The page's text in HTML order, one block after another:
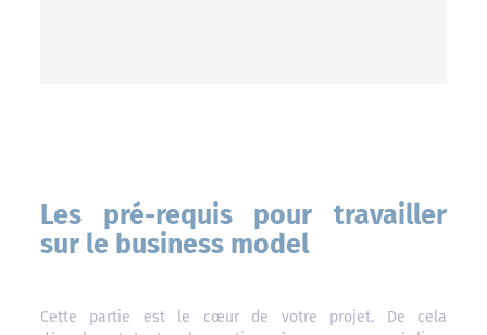
Les pré-requis pour travailler
sur le business model
Cette partie est le cœur de votre projet. De cela